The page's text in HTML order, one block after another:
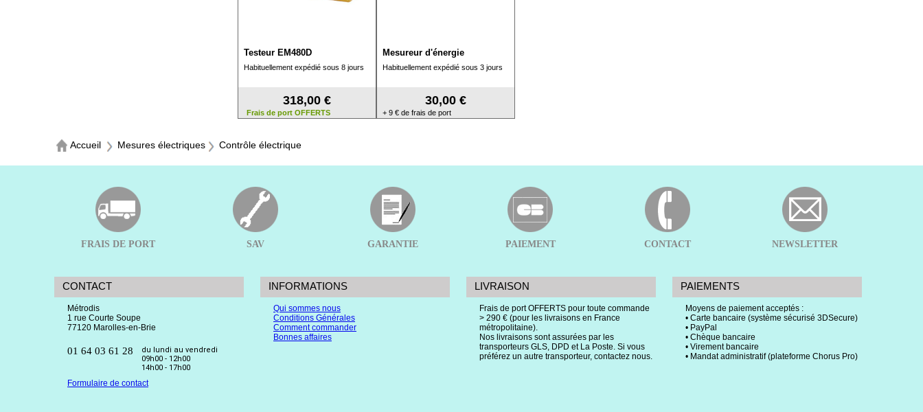
Testeur EM480D
Habituellement expédié sous 8 jours
318,00 €
Frais de port OFFERTS
Mesureur d'énergie
Habituellement expédié sous 3 jours
30,00 €
+ 9 € de frais de port
Accueil Mesures électriques Contrôle électrique
FRAIS DE PORT SAV GARANTIE PAIEMENT CONTACT NEWSLETTER
CONTACT
Métrodis
1 rue Courte Soupe
77120 Marolles-en-Brie
01 64 03 61 28
du lundi au vendredi
09h00 - 12h00
14h00 - 17h00
Formulaire de contact
INFORMATIONS
Qui sommes nous
Conditions Générales
Comment commander
Bonnes affaires
LIVRAISON
Frais de port OFFERTS pour toute commande
> 290 € (pour les livraisons en France
métropolitaine).
Nos livraisons sont assurées par les
transporteurs GLS, DPD et La Poste. Si vous
préférez un autre transporteur, contactez nous.
PAIEMENTS
Moyens de paiement acceptés :
• Carte bancaire (système sécurisé 3DSecure)
• PayPal
• Chèque bancaire
• Virement bancaire
• Mandat administratif (plateforme Chorus Pro)